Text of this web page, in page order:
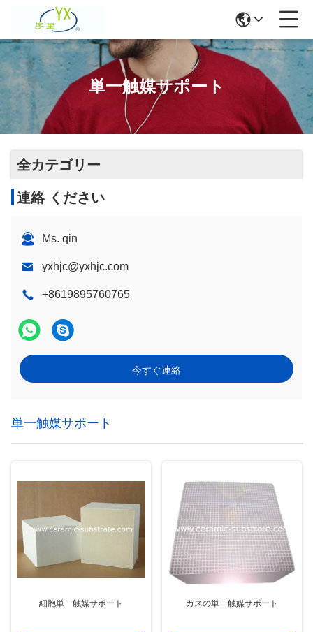
単一触媒サポート
全カテゴリー
連絡 ください
Ms. qin
yxhjc@yxhjc.com
+8619895760765
今すぐ連絡
単一触媒サポート
細胞単一触媒サポート ガスの単一触媒サポート